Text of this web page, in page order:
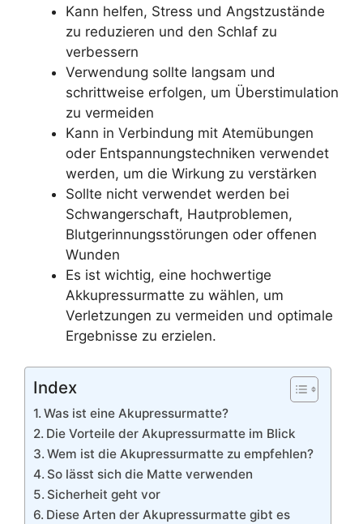
Kann helfen, Stress und Angstzustände
zu reduzieren und den Schlaf zu
verbessern
Verwendung sollte langsam und
schrittweise erfolgen, um Überstimulation
zu vermeiden
Kann in Verbindung mit Atemübungen
oder Entspannungstechniken verwendet
werden, um die Wirkung zu verstärken
Sollte nicht verwendet werden bei
Schwangerschaft, Hautproblemen,
Blutgerinnungsstörungen oder offenen
Wunden
Es ist wichtig, eine hochwertige
Akkupressurmatte zu wählen, um
Verletzungen zu vermeiden und optimale
Ergebnisse zu erzielen.
Index
Was ist eine Akupressurmatte?
Die Vorteile der Akupressurmatte im Blick
Wem ist die Akupressurmatte zu empfehlen?
So lässt sich die Matte verwenden
Sicherheit geht vor
Diese Arten der Akupressurmatte gibt es